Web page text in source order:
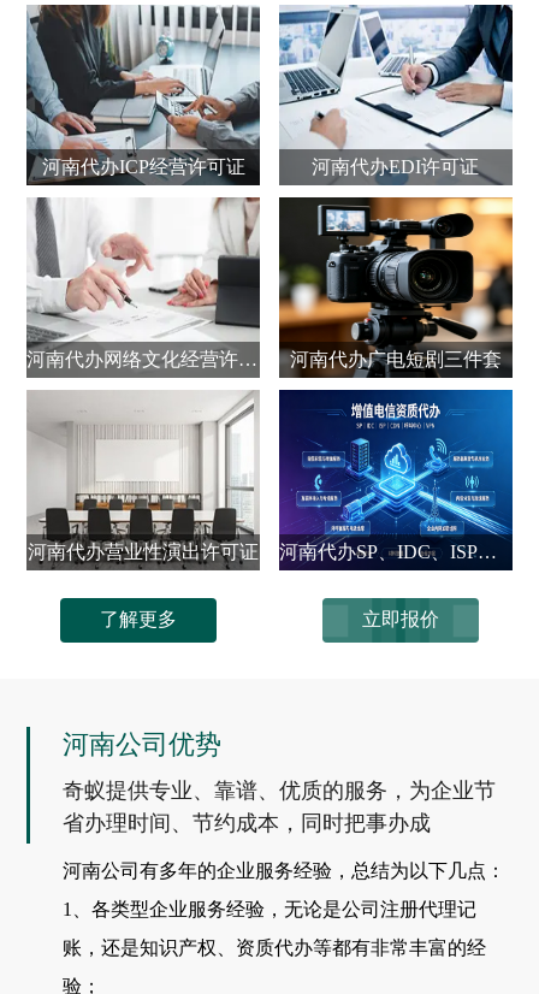
了解更多 立即报价
河南代办ICP经营许可证 河南代办EDI许可证
河南代办网络文化经营许可证 河南代办广电短剧三件套
河南代办营业性演出许可证 河南代办SP、IDC、ISP、CDN、呼叫中心、VPN
河南公司优势
奇蚁提供专业、靠谱、优质的服务，为企业节
省办理时间、节约成本，同时把事办成
河南公司有多年的企业服务经验，总结为以下几点：
1、各类型企业服务经验，无论是公司注册代理记
账，还是知识产权、资质代办等都有非常丰富的经
验；